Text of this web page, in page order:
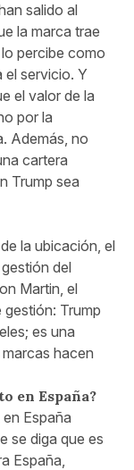
salido al
la marca trae
percibe como
el servicio. Y
el valor de la
por la
Además, no
cartera
Trump sea
la ubicación, el
del
Martin, el
gestión: Trump
es una
hacen
en España?
España
se diga que es
España,